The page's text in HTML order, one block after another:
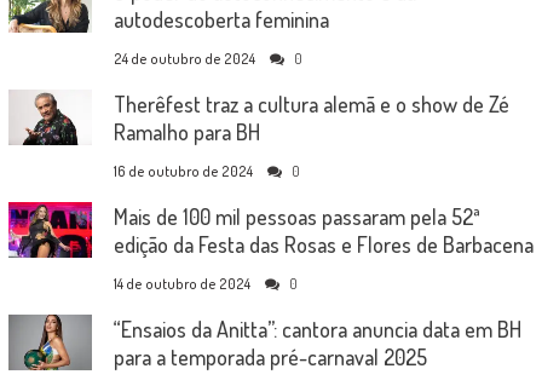
autodescoberta feminina
24 de outubro de 2024 0
Therêfest traz a cultura alemã e o show de Zé
Ramalho para BH
16 de outubro de 2024 0
Mais de 100 mil pessoas passaram pela 52ª
edição da Festa das Rosas e Flores de Barbacena
14 de outubro de 2024 0
“Ensaios da Anitta”: cantora anuncia data em BH
para a temporada pré-carnaval 2025